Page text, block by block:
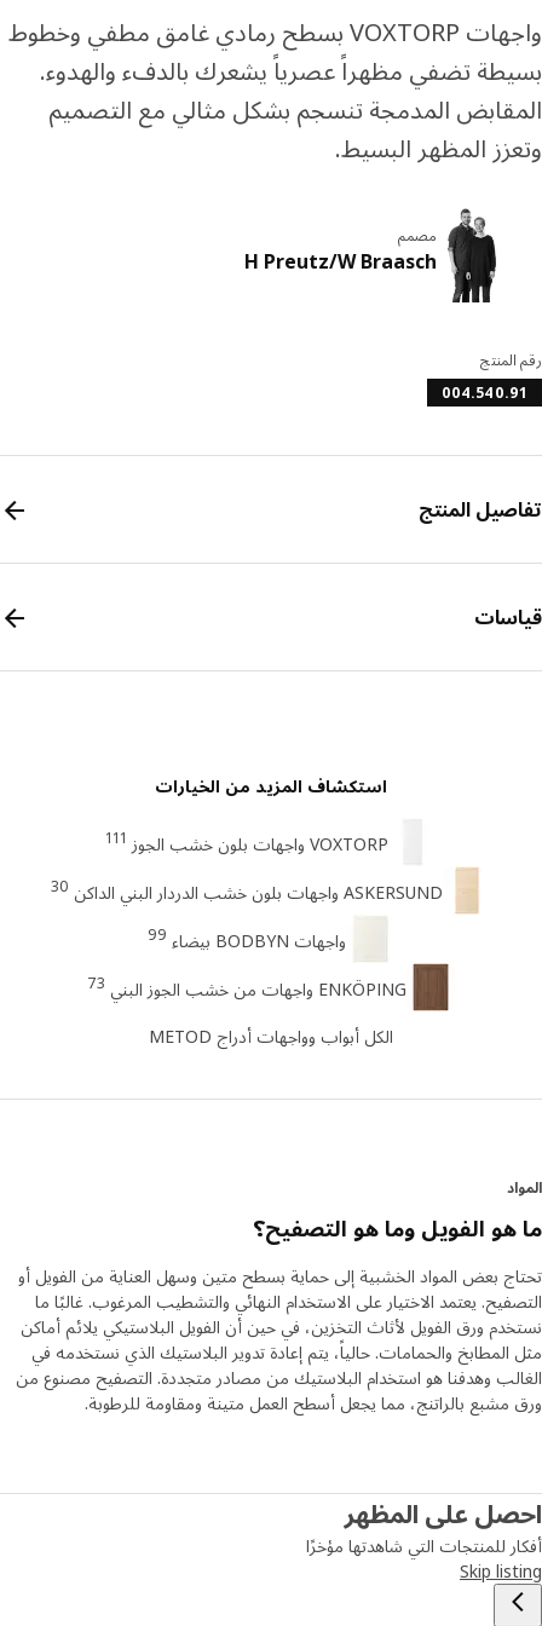
واجهات VOXTORP بسطح رمادي غامق مطفي وخطوط
تضفي مظهراً عصرياً يشعرك بالدفء والهدوء.
المدمجة تنسجم بشكل مثالي مع التصميم
المظهر البسيط.
مصمم
H Preutz/W Braasch
المنتج
استكشاف المزيد من الخيارات
VOXTORP واجهات بلون خشب الجوز 111
ASKERSUND واجهات بلون خشب الدردار البني الداكن 30
واجهات BODBYN بيضاء 99
ENKÖPING واجهات من خشب الجوز البني 73
الكل أبواب وواجهات أدراج METOD
الفويل وما هو التصفيح؟
بعض المواد الخشبية إلى حماية بسطح متين وسهل العناية من الفويل أو
يعتمد الاختيار على الاستخدام النهائي والتشطيب المرغوب. غالبًا ما
ورق الفويل لأثاث التخزين، في حين أن الفويل البلاستيكي يلائم أماكن
والحمامات. حالياً، يتم إعادة تدوير البلاستيك الذي نستخدمه في
وهدفنا هو استخدام البلاستيك من مصادر متجددة. التصفيح مصنوع من
مشبع بالراتنج، مما يجعل أسطح العمل متينة ومقاومة للرطوبة.
على المظهر
للمنتجات التي شاهدتها مؤخرًا
Skip